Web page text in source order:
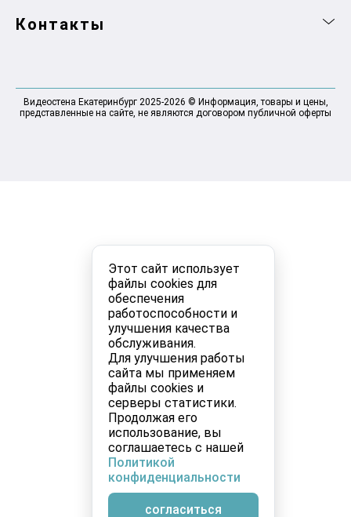
Этот сайт использует
файлы cookies для
обеспечения
работоспособности и
улучшения качества
обслуживания.
Для улучшения работы
сайта мы применяем
файлы cookies и
серверы статистики.
Продолжая его
использование, вы
соглашаетесь с нашей
Политикой
конфиденциальности
согласиться
Контакты
Видеостена Екатеринбург 2025-2026 © Информация, товары и цены,
представленные на сайте, не являются договором публичной оферты